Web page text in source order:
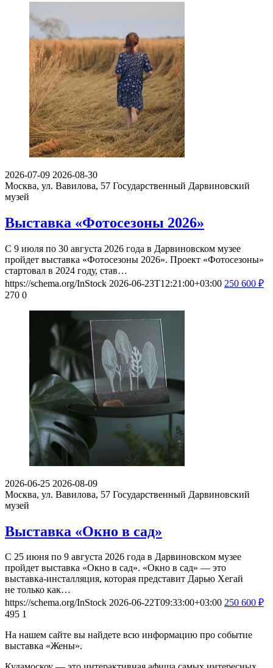
2026-07-09 2026-08-30
Москва, ул. Вавилова, 57 Государственный Дарвиновский
музей
Выставка «Фотосезоны 2026»
С 9 июля по 30 августа 2026 года в Дарвиновском музее
пройдет выставка «Фотосезоны 2026». Проект «Фотосезоны»
стартовал в 2024 году, став…
https://schema.org/InStock 2026-06-23T12:21:00+03:00 250 600 ₽
270 0
2026-06-25 2026-08-09
Москва, ул. Вавилова, 57 Государственный Дарвиновский
музей
Выставка «Окно в сад»
С 25 июня по 9 августа 2026 года в Дарвиновском музее
пройдет выставка «Окно в сад». «Окно в сад» — это
выставка-инсталляция, которая представит Дарью Хегай
не только как…
https://schema.org/InStock 2026-06-22T09:33:00+03:00 250 600 ₽
495 1
На нашем сайте вы найдете всю информацию про событие
выставка «Жены».